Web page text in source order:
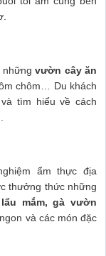
vườn cây ăn
chôm… Du khách
tìm hiểu về cách
ẩm thực địa
thưởng thức những
mắm, gà vườn
và các món đặc